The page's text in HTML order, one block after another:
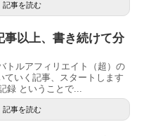
記事を読む
事以上、書き続けて分
トルアフィリエイト（超）の
ていく記事、スタートします
録 ということで...
記事を読む